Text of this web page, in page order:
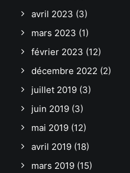
avril 2023 (3)
mars 2023 (1)
février 2023 (12)
décembre 2022 (2)
juillet 2019 (3)
juin 2019 (3)
mai 2019 (12)
avril 2019 (18)
mars 2019 (15)